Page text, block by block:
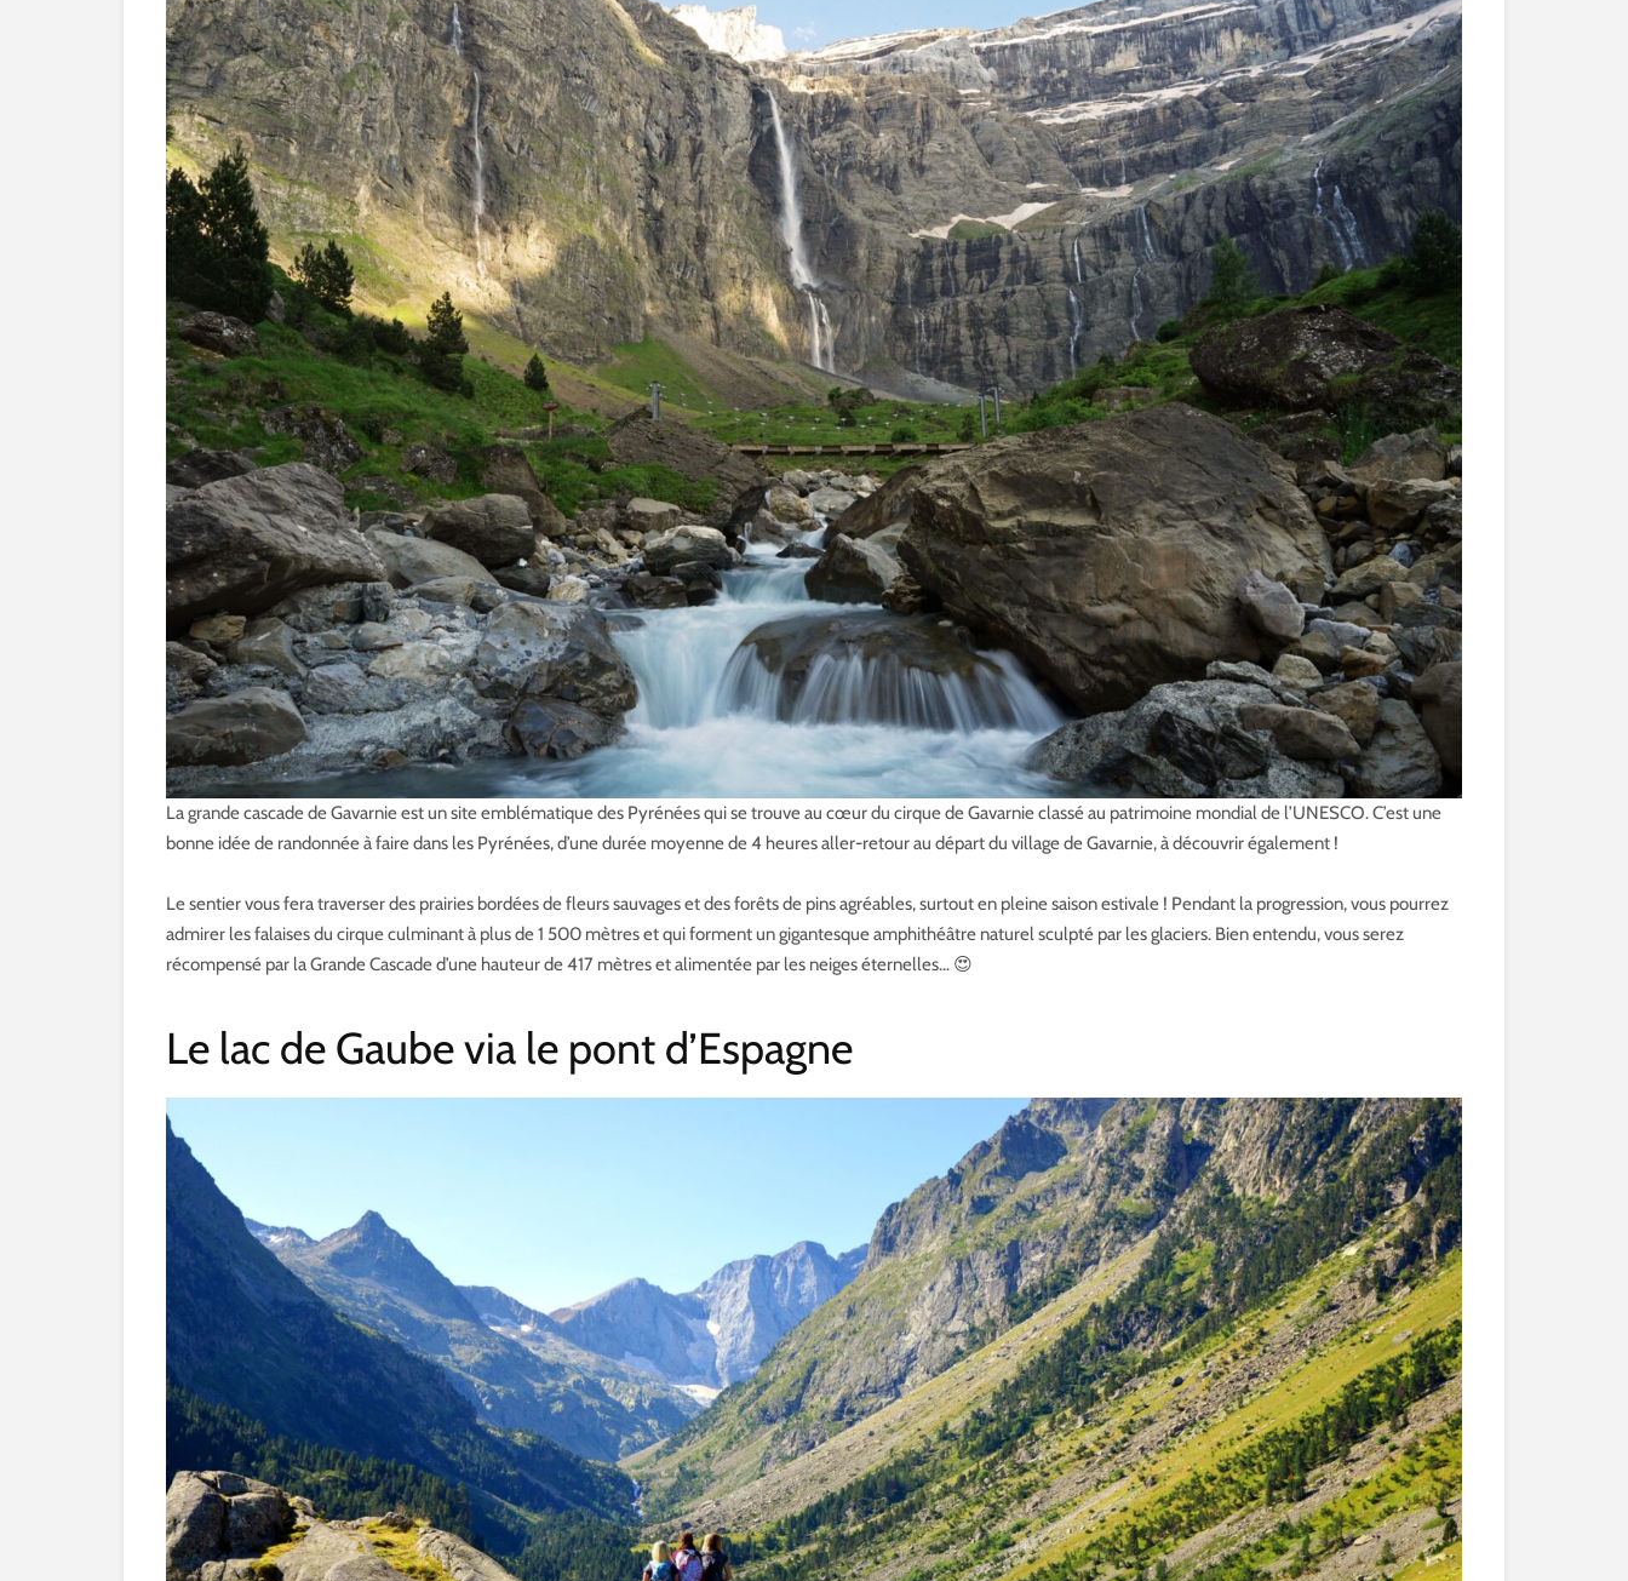
La grande cascade de Gavarnie est un site emblématique des Pyrénées qui se trouve au cœur du cirque de Gavarnie classé au patrimoine mondial de l’UNESCO. C’est une
bonne idée de randonnée à faire dans les Pyrénées, d’une durée moyenne de 4 heures aller-retour au départ du village de Gavarnie, à découvrir également !
Le sentier vous fera traverser des prairies bordées de fleurs sauvages et des forêts de pins agréables, surtout en pleine saison estivale ! Pendant la progression, vous pourrez
admirer les falaises du cirque culminant à plus de 1 500 mètres et qui forment un gigantesque amphithéâtre naturel sculpté par les glaciers. Bien entendu, vous serez
récompensé par la Grande Cascade d’une hauteur de 417 mètres et alimentée par les neiges éternelles… 😍
Le lac de Gaube via le pont d’Espagne